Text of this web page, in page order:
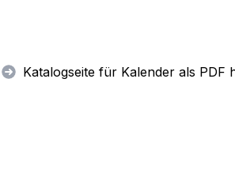
Katalogseite für Kalender als PDF